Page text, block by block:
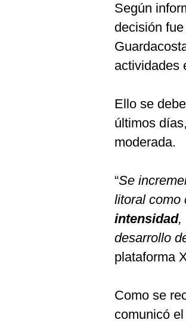
Según
decisión
actividades
Ello se
últimos
moderada.
“Se
litoral como
intensidad,
desarrollo
plataforma
Como se
comunicó